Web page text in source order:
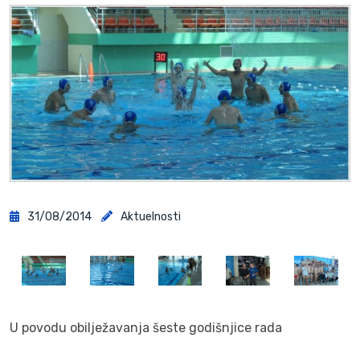
31/08/2014 Aktuelnosti
U povodu obilježavanja šeste godišnjice rada